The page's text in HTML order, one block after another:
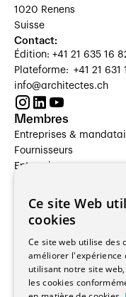
1020 Renens
Suisse
Contact:
Édition: +41 21 635 16
Plateforme: +41 21 631
info@architectes.ch
Membres
Entreprises &
Fournisseurs
Entreprises
Architectes paysagistes
Architectes d'intérieur
Entreprises générales
Ingénieurs et
Fabricants /
Ce site Web
cookies
Ce site web utilise des
améliorer l'expérience
utilisant notre site
les cookies